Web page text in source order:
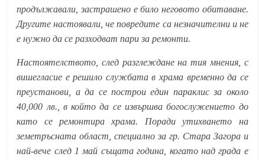
продължавали, застрашено е било неговото обитаване.
Другите настоявали, че повредите са незначителни и не
е нужно да се разходват пари за ремонти.
Настоятелството, след разглеждане на тия мнения, с
вишегласие е решило службата в храма временно да се
преустанови, а да се построи един параклис за около
40,000 лв., в който да се извършва богослужението до
като се ремонтира храма. Поради утихването на
земетръсната област, специално за гр. Стара Загора и
най-вече след 1 май същата година, когато над града е